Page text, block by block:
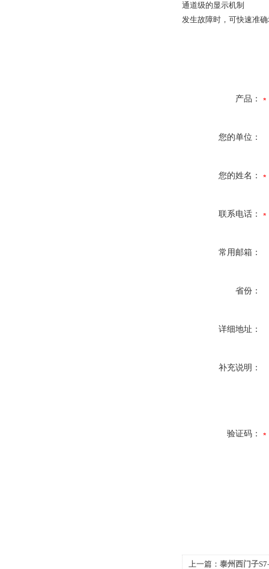
通道级的显示机制
发生故障时，可快速准
产品：
您的单位：
您的姓名：
联系电话：
常用邮箱：
省份：
详细地址：
补充说明：
验证码：
上一篇： 泰州西门子